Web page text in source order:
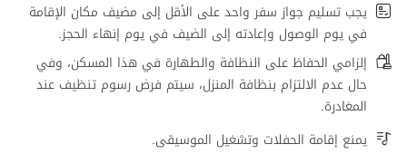
يجب تسليم جواز سفر واحد على الأقل إلى مضيف مكان الإقامة
في يوم الوصول وإعادته إلى الضيف في يوم إنهاء الحجز.
إلزامي الحفاظ على النظافة والطهارة في هذا المسكن، وفي
حال عدم الالتزام بنظافة المنزل، سيتم فرض رسوم تنظيف عند
المغادرة.
يمنع إقامة الحفلات وتشغيل الموسيقى.